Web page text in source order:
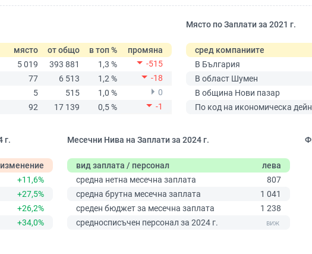
място от общо в топ %
промяна
5 019 393 881 1,3 %
-515
77 6 513 1,2 %
-18
5 515 1,0 %
0
92 17 139 0,5 % -1
Място по Заплати за 2021 г.
сред компаниите
В България
В област Шумен
В община Нови пазар
По код на икономическа
г.
изменение
+11,6%
+27,5%
+26,2%
+34,0%
Месечни Нива на Заплати за 2024 г.
вид заплата / персонал
лева
средна нетна месечна заплата
807
средна брутна месечна заплата
1 041
среден бюджет за месечна заплата
1 238
средносписъчен персонал за 2024 г.